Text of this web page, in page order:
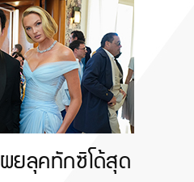
ยลุคทักซิโด้สุด